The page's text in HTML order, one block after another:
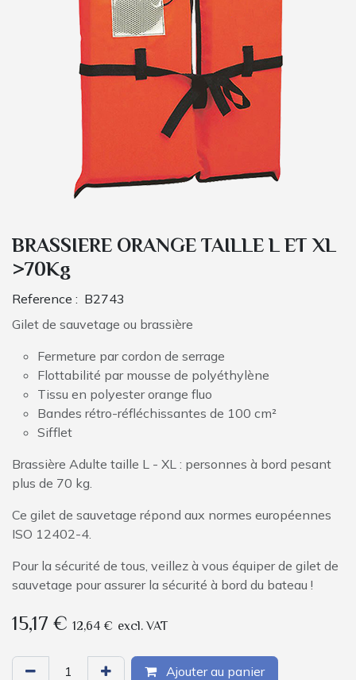
BRASSIERE ORANGE TAILLE L ET XL
>70Kg
Reference : B2743
Gilet de sauvetage ou brassière
Fermeture par cordon de serrage
Flottabilité par mousse de polyéthylène
Tissu en polyester orange fluo
Bandes rétro-réfléchissantes de 100 cm²
Sifflet
Brassière Adulte taille L - XL : personnes à bord pesant
plus de 70 kg.
Ce gilet de sauvetage répond aux normes européennes
ISO 12402-4.
Pour la sécurité de tous, veillez à vous équiper de gilet de
sauvetage pour assurer la sécurité à bord du bateau !
15,17€ 12,64 € excl. VAT
Ajouter au panier